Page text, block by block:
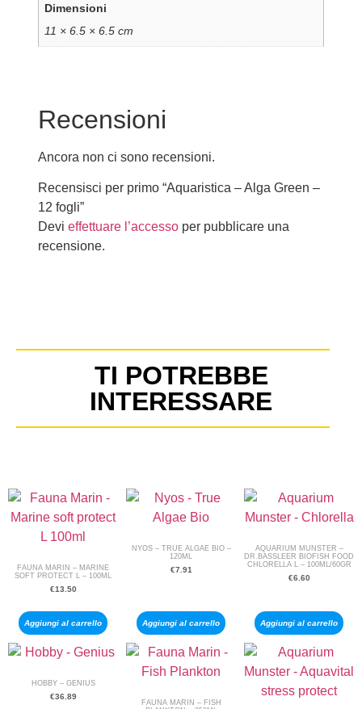
Dimensioni
11 × 6.5 × 6.5 cm
Recensioni
Ancora non ci sono recensioni.
Recensisci per primo “Aquaristica – Alga Green –
12 fogli”
Devi effettuare l’accessoper pubblicare una
recensione.
TI POTREBBE
INTERESSARE
FAUNA MARIN – MARINE
SOFT PROTECT L – 100ML
€13.50
Aggiungi al carrello
NYOS – TRUE ALGAE BIO –
120ML
€7.91
Aggiungi al carrello
AQUARIUM MUNSTER –
DR.BASSLEER BIOFISH FOOD
CHLORELLA L – 100ML/60GR
€6.60
Aggiungi al carrello
HOBBY – GENIUS
€36.89
FAUNA MARIN – FISH